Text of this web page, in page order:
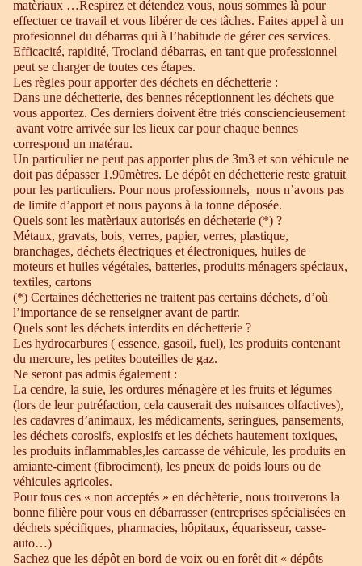
matèriaux …Respirez et détendez vous, nous sommes là pour
effectuer ce travail et vous libérer de ces tâches. Faites appel à un
profesionnel du débarras qui à l’habitude de gérer ces services.
Efficacité, rapidité, Trocland débarras, en tant que professionnel
peut se charger de toutes ces étapes.
Les règles pour apporter des déchets en déchetterie :
Dans une déchetterie, des bennes réceptionnent les déchets que
vous apportez. Ces derniers doivent être triés consciencieusement
avant votre arrivée sur les lieux car pour chaque bennes
correspond un matérau.
Un particulier ne peut pas apporter plus de 3m3 et son véhicule ne
doit pas dépasser 1.90mètres. Le dépôt en déchetterie reste gratuit
pour les particuliers. Pour nous professionnels, nous n’avons pas
de limite d’apport et nous payons à la tonne déposée.
Quels sont les matèriaux autorisés en décheterie (*) ?
Métaux, gravats, bois, verres, papier, verres, plastique,
branchages, déchets électriques et électroniques, huiles de
moteurs et huiles végétales, batteries, produits ménagers spéciaux,
textiles, cartons
(*) Certaines déchetteries ne traitent pas certains déchets, d’où
l’importance de se renseigner avant de partir.
Quels sont les déchets interdits en déchetterie ?
Les hydrocarbures ( essence, gasoil, fuel), les produits contenant
du mercure, les petites bouteilles de gaz.
Ne seront pas admis également :
La cendre, la suie, les ordures ménagère et les fruits et légumes
(lors de leur putréfaction, cela causerait des nuisances olfactives),
les cadavres d’animaux, les médicaments, seringues, pansements,
les déchets corosifs, explosifs et les déchets hautement toxiques,
les produits inflammables,les carcasse de véhicule, les produits en
amiante-ciment (fibrociment), les pneux de poids lours ou de
véhicules agricoles.
Pour tous ces « non acceptés » en déchèterie, nous trouverons la
bonne filière pour vous en débarrasser (entreprises spécialisées en
déchets spécifiques, pharmacies, hôpitaux, équarisseur, casse-
auto…)
Sachez que les dépôt en bord de voix ou en forêt dit « dépôts